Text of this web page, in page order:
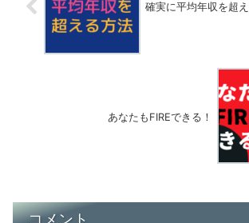
確実に平均年収を超
あなたもFIREできる！
コメント